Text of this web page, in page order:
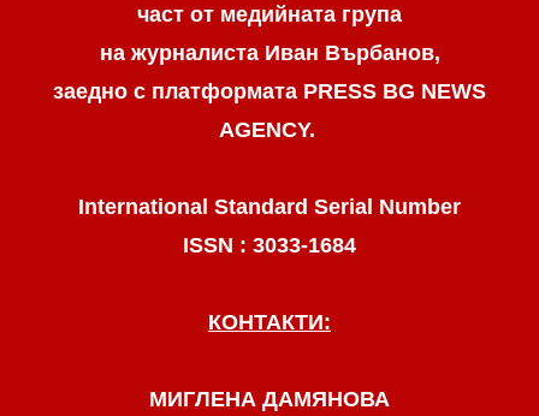
част от медийната група
на журналиста Иван Върбанов,
заедно с платформата PRESS BG NEWS
AGENCY.
International Standard Serial Number
ISSN : 3033-1684
КОНТАКТИ:
МИГЛЕНА ДАМЯНОВА